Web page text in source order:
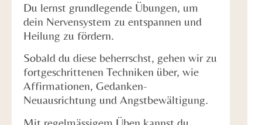
Du lernst grundlegende Übungen, um
dein Nervensystem zu entspannen und
Heilung zu fördern.
Sobald du diese beherrschst, gehen wir zu
fortgeschrittenen Techniken über, wie
Affirmationen, Gedanken-
Neuausrichtung und Angstbewältigung.
Mit regelmässigem Üben kannst du